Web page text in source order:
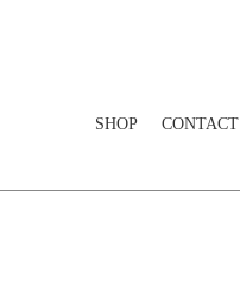
SHOP CONTACT